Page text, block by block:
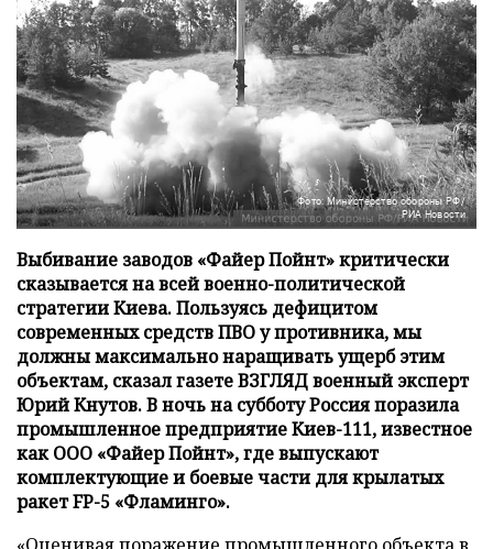
Фото: Министерство обороны РФ/
РИА Новости
Выбивание заводов «Файер Пойнт» критически
сказывается на всей военно-политической
стратегии Киева. Пользуясь дефицитом
современных средств ПВО у противника, мы
должны максимально наращивать ущерб этим
объектам, сказал газете ВЗГЛЯД военный эксперт
Юрий Кнутов. В ночь на субботу Россия поразила
промышленное предприятие Киев-111, известное
как ООО «Файер Пойнт», где выпускают
комплектующие и боевые части для крылатых
ракет FP-5 «Фламинго».